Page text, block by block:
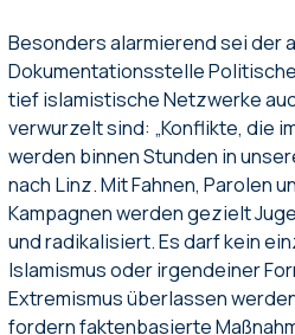
Besonders alarmierend sei der
Dokumentationsstelle
tief islamistische Netzwerke
verwurzelt sind: „Konflikte, die
werden binnen Stunden in
nach Linz. Mit Fahnen, Parolen
Kampagnen werden gezielt
und radikalisiert. Es darf kein
Islamismus oder irgendeiner
Extremismus überlassen
fordern faktenbasierte